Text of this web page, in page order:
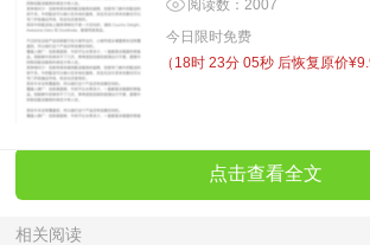
阅读数：2007
今日限时免费
（ 18时 23分 05秒 后恢复原价
点击查看全文
相关阅读